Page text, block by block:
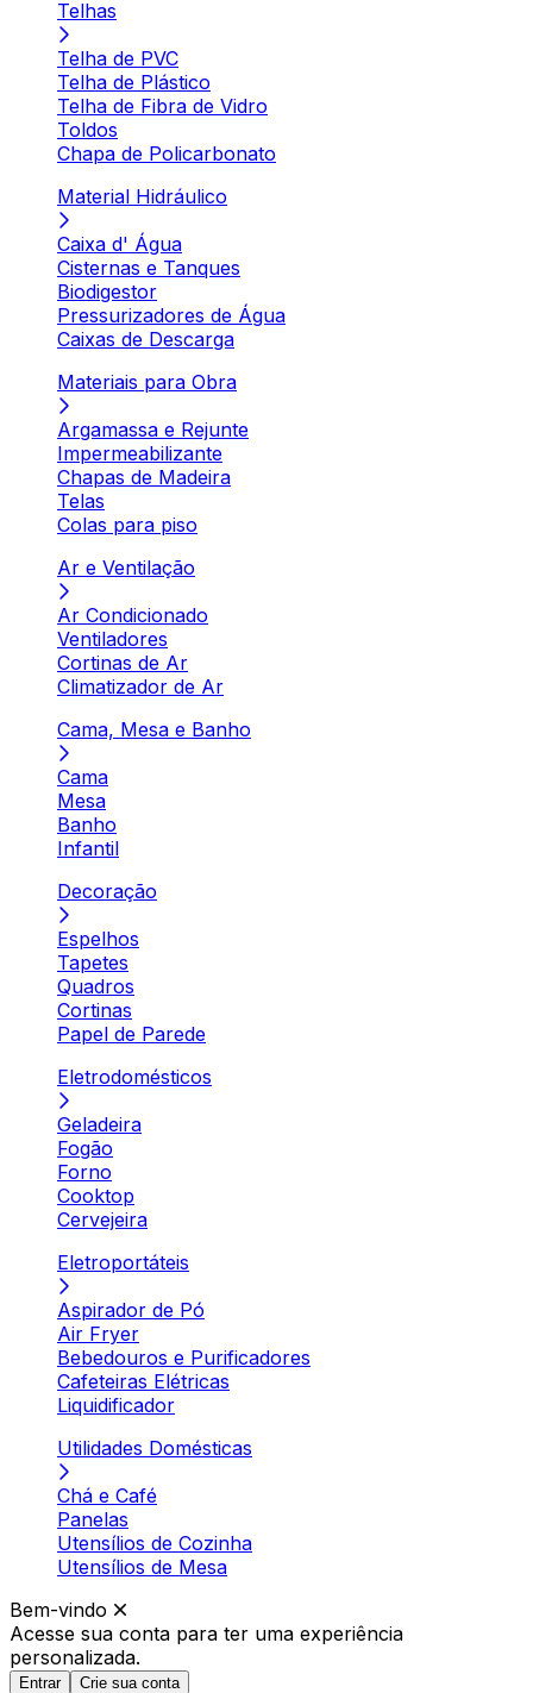
Telhas
Telha de PVC
Telha de Plástico
Telha de Fibra de Vidro
Toldos
Chapa de Policarbonato
Material Hidráulico
Caixa d' Água
Cisternas e Tanques
Biodigestor
Pressurizadores de Água
Caixas de Descarga
Materiais para Obra
Argamassa e Rejunte
Impermeabilizante
Chapas de Madeira
Telas
Colas para piso
Ar e Ventilação
Ar Condicionado
Ventiladores
Cortinas de Ar
Climatizador de Ar
Cama, Mesa e Banho
Cama
Mesa
Banho
Infantil
Decoração
Espelhos
Tapetes
Quadros
Cortinas
Papel de Parede
Eletrodomésticos
Geladeira
Fogão
Forno
Cooktop
Cervejeira
Eletroportáteis
Aspirador de Pó
Air Fryer
Bebedouros e Purificadores
Cafeteiras Elétricas
Liquidificador
Utilidades Domésticas
Chá e Café
Panelas
Utensílios de Cozinha
Utensílios de Mesa
Bem-vindo
Acesse sua conta para ter uma experiência
personalizada.
Entrar Crie sua conta